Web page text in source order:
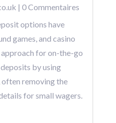
| 0 Commentaires
options have
games, and casino
for on-the-go
by using
often removing the
for small wagers.